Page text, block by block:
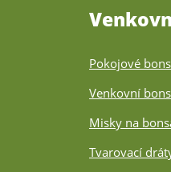
Pokojové
Venkovní
Misky na
Tvarovací